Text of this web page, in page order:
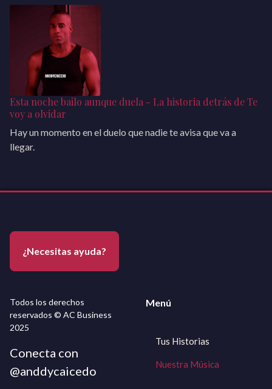
Esta noche bailo aunque duela - La historia detrás de Te
voy a olvidar
Hay un momento en el duelo que nadie te avisa que va a
llegar.
¿Necesitas ayuda?
Todos los derechos
reservados © AC Business
2025
Conecta con
@anddycaicedo
Menú
Tus Historias
Nuestra Música